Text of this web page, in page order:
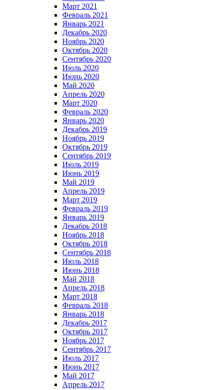
Март 2021
Февраль 2021
Январь 2021
Декабрь 2020
Ноябрь 2020
Октябрь 2020
Сентябрь 2020
Июль 2020
Июнь 2020
Май 2020
Апрель 2020
Март 2020
Февраль 2020
Январь 2020
Декабрь 2019
Ноябрь 2019
Октябрь 2019
Сентябрь 2019
Июль 2019
Июнь 2019
Май 2019
Апрель 2019
Март 2019
Февраль 2019
Январь 2019
Декабрь 2018
Ноябрь 2018
Октябрь 2018
Сентябрь 2018
Июль 2018
Июнь 2018
Май 2018
Апрель 2018
Март 2018
Февраль 2018
Январь 2018
Декабрь 2017
Октябрь 2017
Ноябрь 2017
Сентябрь 2017
Июль 2017
Июнь 2017
Май 2017
Апрель 2017